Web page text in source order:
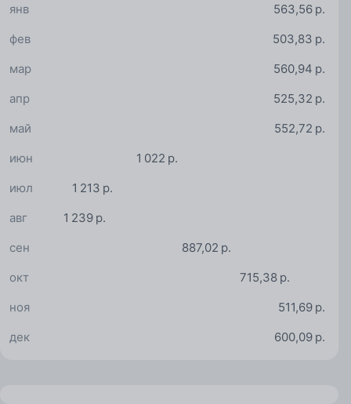
563,56 р.
янв
503,83 р.
фев
560,94 р.
мар
525,32 р.
апр
552,72 р.
май
1 022 р.
июн
1 213 р.
июл
1 239 р.
авг
887,02 р.
сен
715,38 р.
окт
511,69 р.
ноя
600,09 р.
дек